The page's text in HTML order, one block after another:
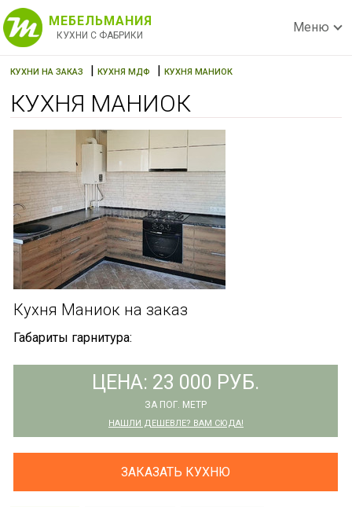
МЕБЕЛЬМАНИЯ
КУХНИ С ФАБРИКИ
Меню
КУХНИ НА ЗАКАЗ |КУХНЯ МДФ |КУХНЯ МАНИОК
КУХНЯ МАНИОК
Кухня Маниок на заказ
Габариты гарнитура:
ЦЕНА: 23 000 РУБ.
ЗА ПОГ. МЕТР
НАШЛИ ДЕШЕВЛЕ? ВАМ СЮДА!
ЗАКАЗАТЬ КУХНЮ